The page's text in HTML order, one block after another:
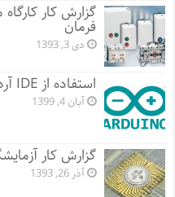
گزارش کار
فرمان
دی 3, 1393
استفاده از IDE آردوینو
آبان 4, 1399
گزارش کار
آذر 26, 1393